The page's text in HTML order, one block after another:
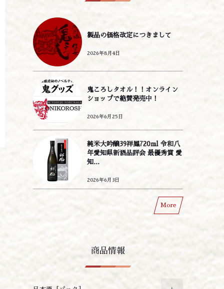
製品の価格改定につきまして
2026年8月4日
鬼ころしタオル！！オンライン
ショップで絶賛発売中！
2026年6月25日
純米大吟醸39祥鳳720ml 令和八
年愛知県新酒品評会 最優秀賞 愛
知...
2026年6月3日
More
商品情報